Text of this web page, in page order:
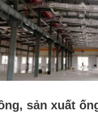
sản xuất